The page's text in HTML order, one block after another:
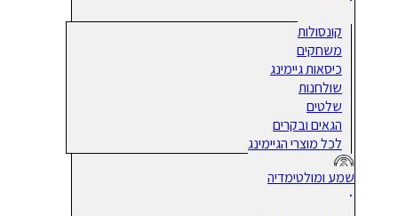
קונסולות
משחקים
כיסאות גיימינג
שולחנות
שלטים
הגאים ובקרים
לכל מוצרי הגיימינג
שמע ומולטימדיה